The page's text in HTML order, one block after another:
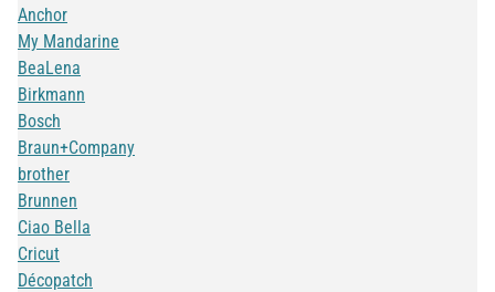
Anchor
My Mandarine
BeaLena
Birkmann
Bosch
Braun+Company
brother
Brunnen
Ciao Bella
Cricut
Décopatch